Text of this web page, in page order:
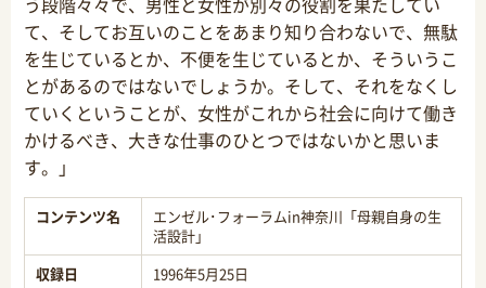
て、そしてお互いのことをあまり知り合わないで、無駄
を生じているとか、不便を生じているとか、そういうこ
とがあるのではないでしょうか。そして、それをなくし
ていくということが、女性がこれから社会に向けて働き
かけるべき、大きな仕事のひとつではないかと思いま
す。」
コンテンツ名
エンゼル･フォーラムin神奈川「母親自身の生
活設計」
収録日
1996年5月25日